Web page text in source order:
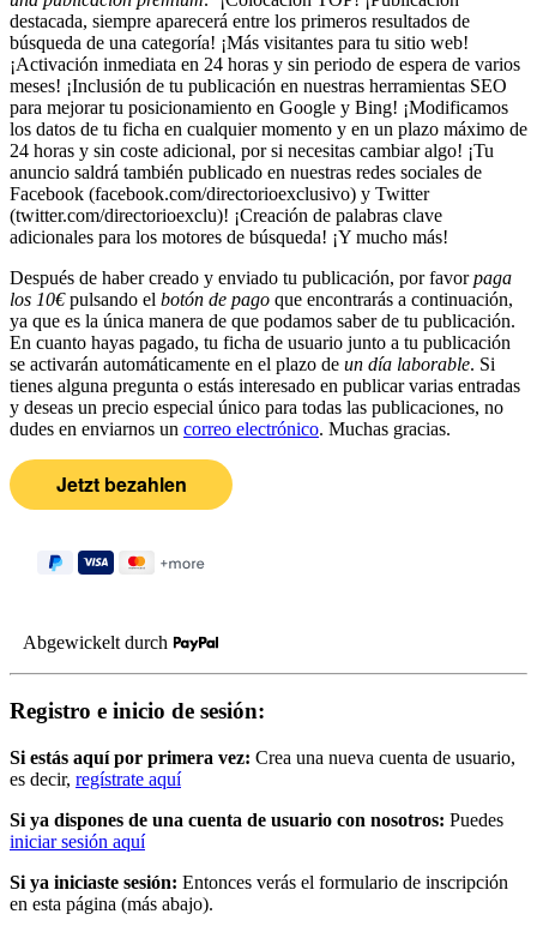
destacada, siempre aparecerá entre los primeros resultados de
búsqueda de una categoría! ¡Más visitantes para tu sitio web!
¡Activación inmediata en 24 horas y sin periodo de espera de varios
meses! ¡Inclusión de tu publicación en nuestras herramientas SEO
para mejorar tu posicionamiento en Google y Bing! ¡Modificamos
los datos de tu ficha en cualquier momento y en un plazo máximo de
24 horas y sin coste adicional, por si necesitas cambiar algo! ¡Tu
anuncio saldrá también publicado en nuestras redes sociales de
Facebook (facebook.com/directorioexclusivo) y Twitter
(twitter.com/directorioexclu)! ¡Creación de palabras clave
adicionales para los motores de búsqueda! ¡Y mucho más!
Después de haber creado y enviado tu publicación, por favorpaga
los 10€pulsando el botón de pago que encontrarás a continuación,
ya que es la única manera de que podamos saber de tu publicación.
En cuanto hayas pagado, tu ficha de usuario junto a tu publicación
se activarán automáticamente en el plazo de un día laborable. Si
tienes alguna pregunta o estás interesado en publicar varias entradas
y deseas un precio especial único para todas las publicaciones, no
dudes en enviarnos un correo electrónico. Muchas gracias.
Abgewickelt durch
Registro e inicio de sesión:
Si estás aquí por primera vez: Crea una nueva cuenta de usuario,
es decir, regístrate aquí
Si ya dispones de una cuenta de usuario con nosotros: Puedes
iniciar sesión aquí
Si ya iniciaste sesión: Entonces verás el formulario de inscripción
en esta página (más abajo).